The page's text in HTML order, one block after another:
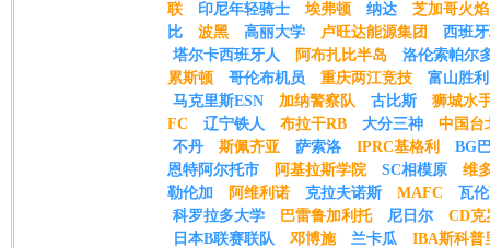
联
印尼年轻骑士 埃弗顿 纳达
芝加哥火焰
比
波黑 高丽大学 卢旺达能源集团
西班
塔尔卡西班牙人
阿布扎比半岛
洛伦索帕尔
累斯顿
哥伦布机员 重庆两江竞技
富山胜利
马克里斯ESN
加纳警察队 古比斯
狮城水
FC
辽宁铁人 布拉干RB 大分三神
中国台
不丹
斯佩齐亚 萨索洛 IPRC基格利
BG
恩特阿尔托市
阿基拉斯学院 SC相模原
维
勒伦加
阿维利诺 克拉夫诺斯 MAFC
瓦
科罗拉多大学
巴雷鲁加利托 尼日尔
CD克
日本B联赛联队
邓博施 兰卡瓜
IBA斯科普